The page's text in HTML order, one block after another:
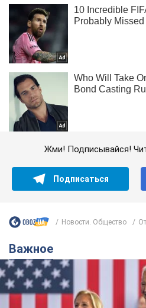
Жми! Подписывайся!
Подписаться
Новости. Общество
Важное